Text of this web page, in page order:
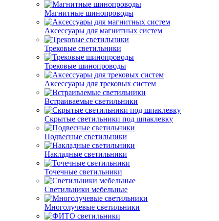
Магнитные шинопроводы
Аксессуары для магнитных систем
Трековые светильники
Трековые шинопроводы
Аксессуары для трековых систем
Встраиваемые светильники
Скрытые светильники под шпаклевку
Подвесные светильники
Накладные светильники
Точечные светильники
Светильники мебельные
Многолучевые светильники